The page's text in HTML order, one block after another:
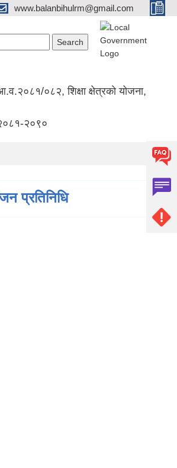
www.balanbihulrm@gmail.com
०८२, शिक्षा क्षेत्रको योजना,
२०९०
प्रतिनिधि